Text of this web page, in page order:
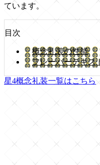
ています。
目次
概念礼装の性能
フレーバーテキス
星4概念礼装一覧はこちら